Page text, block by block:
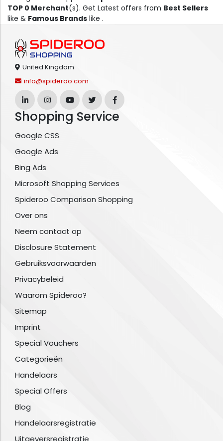
TOP 0 Merchant(s). Get Latest offers from Best Sellers
like & Famous Brands like .
United Kingdom
info@spideroo.com
Shopping Service
Google CSS
Google Ads
Bing Ads
Microsoft Shopping Services
Spideroo Comparison Shopping
Over ons
Neem contact op
Disclosure Statement
Gebruiksvoorwaarden
Privacybeleid
Waarom Spideroo?
Sitemap
Imprint
Special Vouchers
Categorieën
Handelaars
Special Offers
Blog
Handelaarsregistratie
Uitgeversregistratie